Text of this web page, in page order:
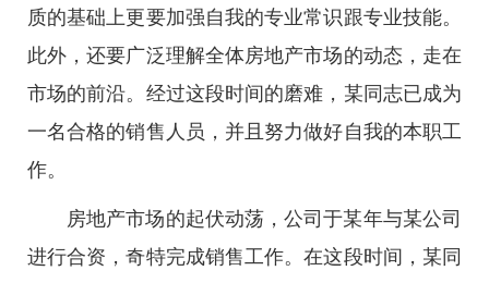
质的基础上更要加强自我的专业常识跟专业技能。
此外，还要广泛理解全体房地产市场的动态，走在
市场的前沿。经过这段时间的磨难，某同志已成为
一名合格的销售人员，并且努力做好自我的本职工
作。
房地产市场的起伏动荡，公司于某年与某公司
进行合资，奇特完成销售工作。在这段时间，某同